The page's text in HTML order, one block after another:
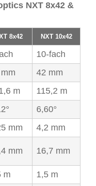
NXT 8x42 &
8x42 NXT 10x42
10-fach
42 mm
m
115,2 m
6,60°
mm
4,2 mm
mm 16,7 mm
m
1,5 m